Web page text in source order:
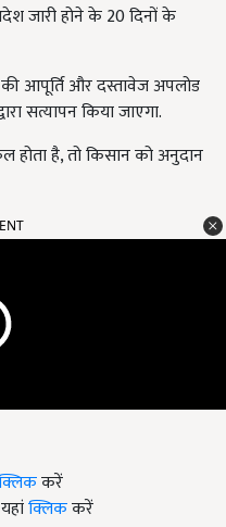
जारी होने के 20 दिनों के
की आपूर्ति और दस्तावेज अपलोड
सत्यापन किया जाएगा.
होता है, तो किसान को अनुदान
करें
यहांक्लिककरें